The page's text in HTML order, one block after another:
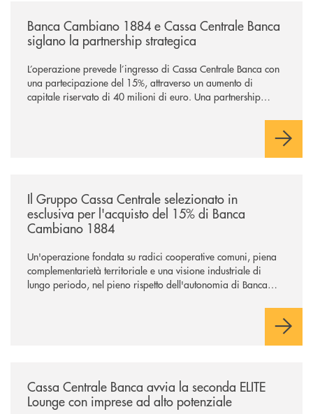
Banca Cambiano 1884 e Cassa Centrale Banca
siglano la partnership strategica
L’operazione prevede l’ingresso di Cassa Centrale Banca con
una partecipazione del 15%, attraverso un aumento di
capitale riservato di 40 milioni di euro. Una partnership
comuni e sulla prossimità ai territori, per ampliare l’offerta e
Il Gruppo Cassa Centrale selezionato in
esclusiva per l'acquisto del 15% di Banca
Cambiano 1884
Un'operazione fondata su radici cooperative comuni, piena
complementarietà territoriale e una visione industriale di
lungo periodo, nel pieno rispetto dell'autonomia di Banca
negoziazione esclusiva per la finalizzazione dell’operazione.
Cassa Centrale Banca avvia la seconda ELITE
Lounge con imprese ad alto potenziale